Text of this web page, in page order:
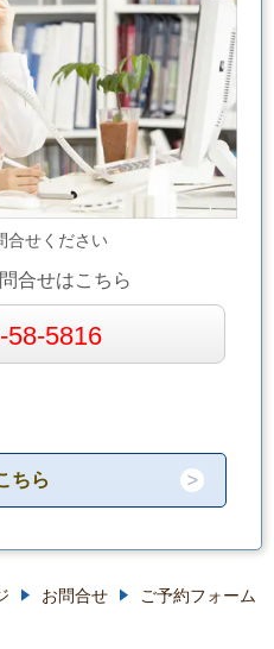
合せください
合せはこちら
58-5816
ちら
お問合せ ご予約フォーム